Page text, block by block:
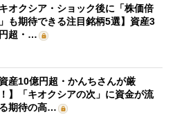
キオクシア・ショック後に「株価倍
も期待できる注目銘柄5選】資産3
超・…
資産10億円超・かんちさんが厳
】「キオクシアの次」に資金が流
期待の高…